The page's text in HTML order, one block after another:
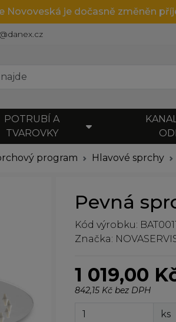
Novoveská je dočasně změněn
POTRUBÍ A
TVAROVKY
program Hlavové sprchy
Pevná
Kód výrobku:
Značka:
1 019,00
842,15 Kč bez DPH
ks